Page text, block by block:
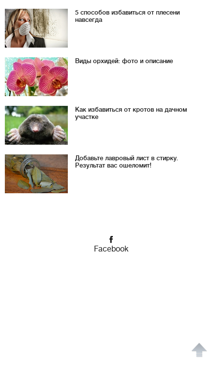
5 способов избавиться от плесени
навсегда
Виды орхидей: фото и описание
Как избавиться от кротов на дачном
участке
Добавьте лавровый лист в стирку.
Результат вас ошеломит!
Facebook